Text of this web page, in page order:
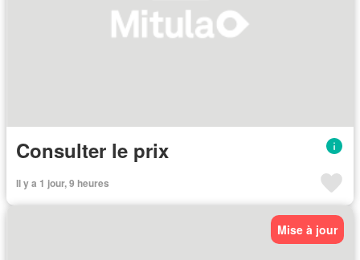
Consulter le prix
Il y a 1 jour, 9 heures
Mise à jour